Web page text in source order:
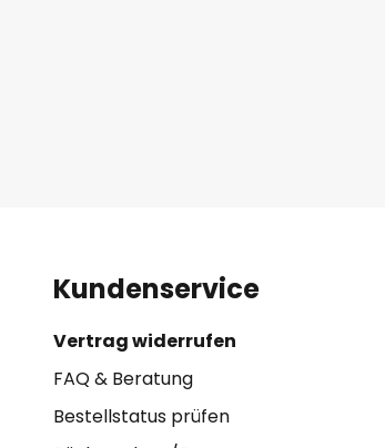
Kundenservice
Vertrag widerrufen
FAQ & Beratung
Bestellstatus prüfen